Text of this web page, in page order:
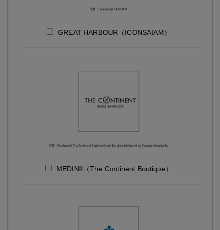
GREAT HARBOUR（ICONSAIAM）
MEDINII（The Continent Boutique）